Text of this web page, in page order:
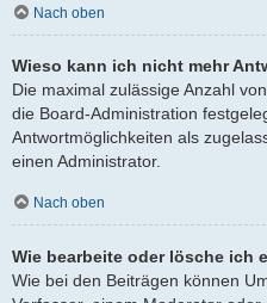
Nach oben
Wieso kann ich nicht mehr
Die maximal zulässige Anzahl
die Board-Administration
Antwortmöglichkeiten als
einen Administrator.
Nach oben
Wie bearbeite oder lösche ich
Wie bei den Beiträgen können